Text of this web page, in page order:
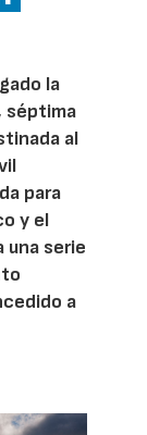
la
séptima
al
para
y el
una serie
a